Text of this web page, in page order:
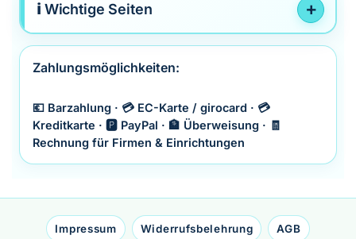
ℹ️ Wichtige Seiten
Zahlungsmöglichkeiten:
💶 Barzahlung · 💳 EC-Karte / girocard · 💳
Kreditkarte · 🅿️ PayPal · 🏦 Überweisung · 🧾
Rechnung für Firmen & Einrichtungen
Impressum Widerrufsbelehrung AGB